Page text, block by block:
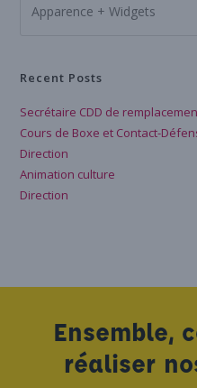
Recent Posts
Secrétaire CDD de
Cours de Boxe et Contact-
Direction
Animation culture
Direction
Ensemble,
réaliser